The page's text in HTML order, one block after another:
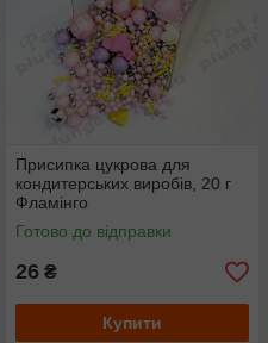
Присипка цукрова для
кондитерських виробів, 20 г
Фламінго
Готово до відправки
26 ₴
Купити